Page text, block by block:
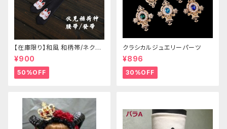
【在庫限り】和風 和柄帯/ネクタ
イ/リボン（狐面/金魚
¥900
50%OFF
クラシカルジュエリーパーツ
¥896
30%OFF